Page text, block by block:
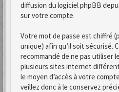
diffusion du logiciel phpBB
sur votre compte.
Votre mot de passe est chiffré
unique) afin qu’il soit sécurisé.
recommandé de ne pas utiliser
plusieurs sites internet
le moyen d’accès à votre
veillez donc à le conservez